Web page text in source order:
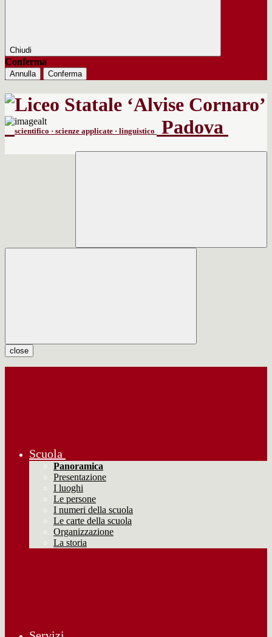
Chiudi
Conferma
Annulla Conferma
scientifico · scienze applicate · linguistico Padova
close
Scuola
Panoramica
Presentazione
I luoghi
Le persone
I numeri della scuola
Le carte della scuola
Organizzazione
La storia